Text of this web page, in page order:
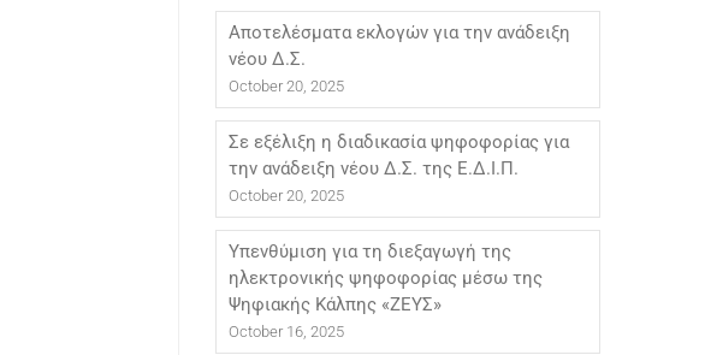
Αποτελέσματα εκλογών για την ανάδειξη
νέου Δ.Σ.
October 20, 2025
Σε εξέλιξη η διαδικασία ψηφοφορίας για
την ανάδειξη νέου Δ.Σ. της Ε.Δ.Ι.Π.
October 20, 2025
Υπενθύμιση για τη διεξαγωγή της
ηλεκτρονικής ψηφοφορίας μέσω της
Ψηφιακής Κάλπης «ΖΕΥΣ»
October 16, 2025